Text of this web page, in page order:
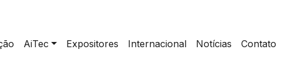
AiTec Expositores Internacional Notícias Contato